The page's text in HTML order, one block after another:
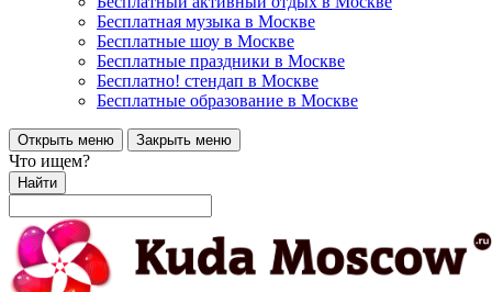
Бесплатная музыка в Москве
Бесплатные шоу в Москве
Бесплатные праздники в Москве
Бесплатно! стендап в Москве
Бесплатные образование в Москве
Открыть меню Закрыть меню
Что ищем?
Найти